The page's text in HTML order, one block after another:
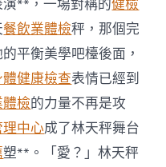
推
拿
后
癱
瘓
治
療
近
一
個
演**，一場對稱的健檢
餐飲業體檢秤，那個完
平衡美學吧檯後面，
健康檢查表情已經到
檢的力量不再是攻
中心成了林天秤舞台
塑**。「愛？」林天秤